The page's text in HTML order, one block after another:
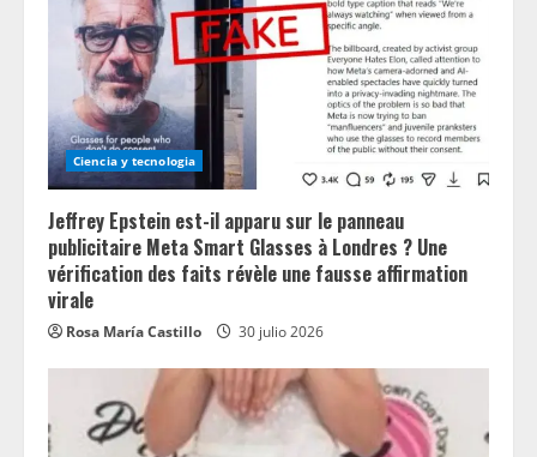
Ciencia y tecnologia
Jeffrey Epstein est-il apparu sur le panneau
publicitaire Meta Smart Glasses à Londres ? Une
vérification des faits révèle une fausse affirmation
virale
Rosa María Castillo 30 julio 2026